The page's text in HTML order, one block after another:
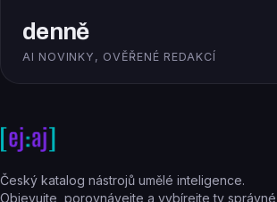
denně
AI NOVINKY, OVĚŘENÉ REDAKCÍ
Český katalog nástrojů umělé inteligence.
Objevujte, porovnávejte a vybírejte ty správné